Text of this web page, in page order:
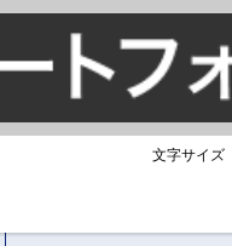
文字サイズ